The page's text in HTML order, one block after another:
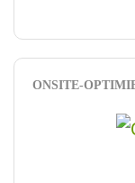
ONSITE-